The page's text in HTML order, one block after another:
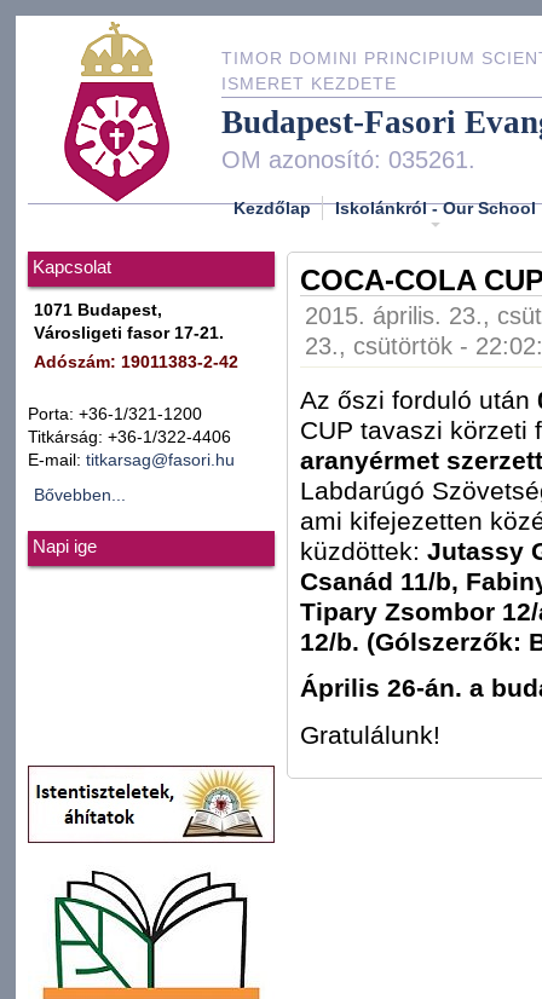
TIMOR DOMINI PRINCIPIUM
ISMERET KEZDETE
Budapest-Fasori
OM azonosító: 035261.
Kezdőlap Iskolánkról - Our School
Kapcsolat
1071 Budapest,
Városligeti fasor 17-21.
Adószám: 19011383-2-42
Porta: +36-1/321-1200
Titkárság: +36-1/322-4406
E-mail: titkarsag@fasori.hu
Bővebben...
Napi ige
COCA-COLA
2015. április. 23.,
23., csütörtök -
Az őszi forduló után
CUP tavaszi körzeti
aranyérmet
Labdarúgó
ami kifejezetten
küzdöttek: Jutassy
Csanád 11/b,
Tipary Zsombor
12/b. (Gólszerzők:
Április 26-án. a
Gratulálunk!